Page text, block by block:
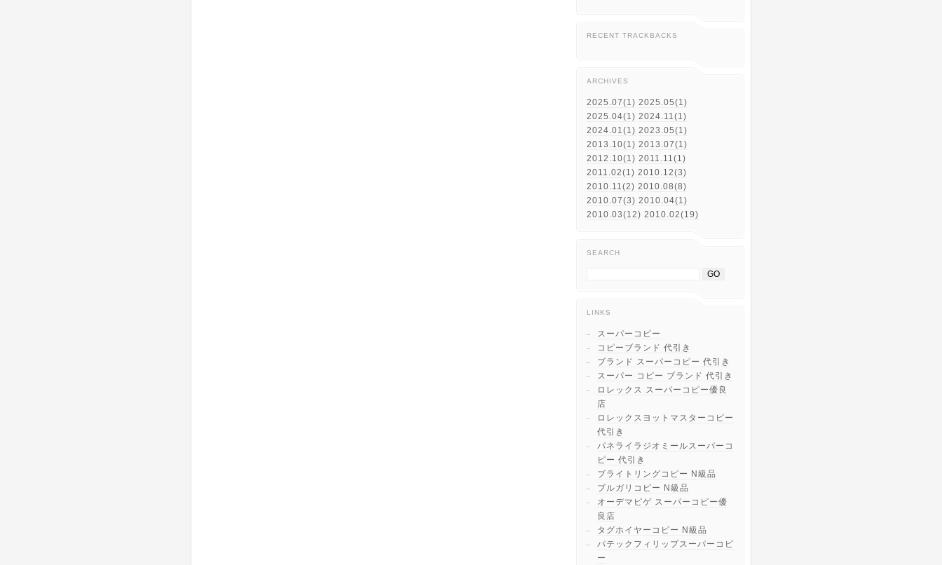
RECENT TRACKBACKS
ARCHIVES
2025.07(1) 2025.05(1)
2025.04(1) 2024.11(1)
2024.01(1) 2023.05(1)
2013.10(1) 2013.07(1)
2012.10(1) 2011.11(1)
2011.02(1) 2010.12(3)
2010.11(2) 2010.08(8)
2010.07(3) 2010.04(1)
2010.03(12) 2010.02(19)
SEARCH
LINKS
スーパーコピー
コピーブランド 代引き
ブランド スーパーコピー 代引き
スーパー コピー ブランド 代引き
ロレックス スーパーコピー優良
店
ロレックスヨットマスターコピー
代引き
パネライラジオミールスーパーコ
ピー 代引き
ブライトリングコピー N級品
ブルガリコピー N級品
オーデマピゲ スーパーコピー優
良店
タグホイヤーコピー N級品
パテックフィリップスーパーコピ
ー